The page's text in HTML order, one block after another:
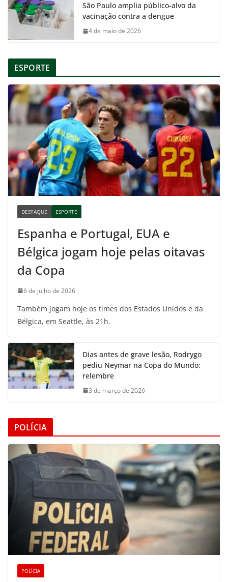
São Paulo amplia público-alvo da
vacinação contra a dengue
4 de maio de 2026
ESPORTE
DESTAQUE ESPORTE
Espanha e Portugal, EUA e
Bélgica jogam hoje pelas oitavas
da Copa
6 de julho de 2026
Também jogam hoje os times dos Estados Unidos e da
Bélgica, em Seattle, às 21h.
Dias antes de grave lesão, Rodrygo
pediu Neymar na Copa do Mundo;
relembre
3 de março de 2026
POLÍCIA
POLÍCIA